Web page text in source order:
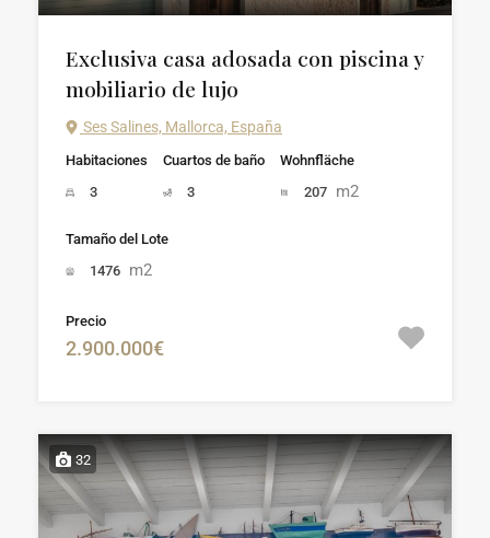
Exclusiva casa adosada con piscina y
mobiliario de lujo
Ses Salines, Mallorca, España
Habitaciones
3
Cuartos de baño
3
Wohnfläche
207 m2
Tamaño del Lote
1476 m2
Precio
2.900.000€
32